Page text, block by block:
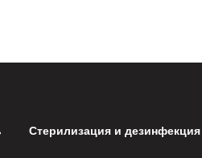
Стерилизация и дезинфекция